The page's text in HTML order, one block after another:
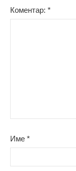
Коментар: *
Име *